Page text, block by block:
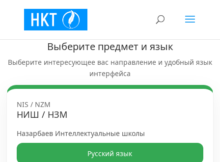
Выберите предмет и язык
Выберите интересующее вас направление и удобный язык
интерфейса
NIS / NZM
НИШ / НЗМ
Назарбаев Интеллектуальные школы
Русский язык